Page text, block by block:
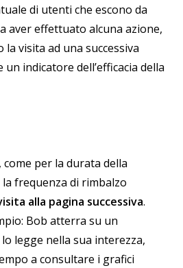
di utenti che escono da
aver effettuato alcuna azione,
la visita ad una successiva
un indicatore dell’efficacia della
come per la durata della
frequenza di rimbalzo
alla pagina successiva.
Bob atterra su un
legge nella sua interezza,
a consultare i grafici